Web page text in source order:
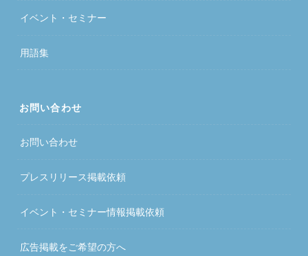
イベント・セミナー
用語集
お問い合わせ
お問い合わせ
プレスリリース掲載依頼
イベント・セミナー情報掲載依頼
広告掲載をご希望の方へ